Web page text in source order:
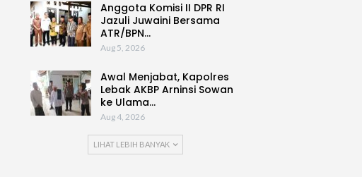
Anggota Komisi II DPR RI
Jazuli Juwaini Bersama
ATR/BPN…
Aug 5, 2026
Awal Menjabat, Kapolres
Lebak AKBP Arninsi Sowan
ke Ulama…
Aug 4, 2026
LIHAT LEBIH BANYAK